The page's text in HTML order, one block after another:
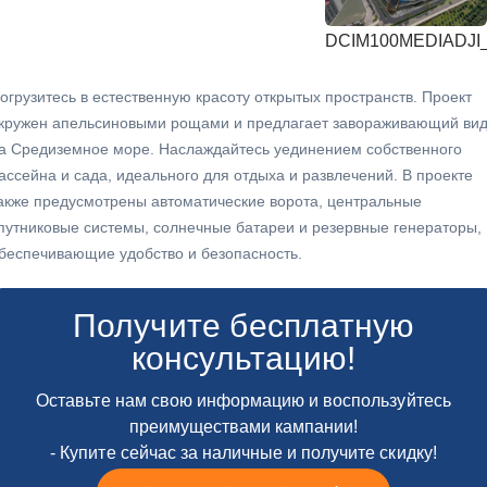
в естественную красоту открытых пространств. Проект
апельсиновыми рощами и предлагает завораживающий вид
Средиземное море. Наслаждайтесь уединением собственного
и сада, идеального для отдыха и развлечений. В проекте
предусмотрены автоматические ворота, центральные
системы, солнечные батареи и резервные генераторы,
удобство и безопасность.
Получите бесплатную
консультацию!
Оставьте нам свою информацию и воспользуйтесь
преимуществами кампании!
- Купите сейчас за наличные и получите скидку!